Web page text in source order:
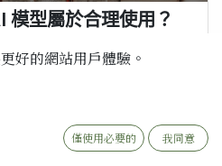
模型屬於合理使用？
版權材料來訓練其 AI 服務
於訓練 AI 模型是「極具變革性」
裁決也指出，Anthropic 使用「盜
好的網站用戶體驗。
僅使用必要的 我同意